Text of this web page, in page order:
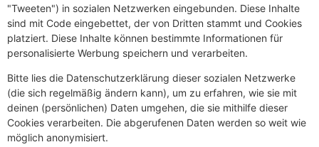
"Tweeten") in sozialen Netzwerken eingebunden. Diese Inhalte
sind mit Code eingebettet, der von Dritten stammt und Cookies
platziert. Diese Inhalte können bestimmte Informationen für
personalisierte Werbung speichern und verarbeiten.
Bitte lies die Datenschutzerklärung dieser sozialen Netzwerke
(die sich regelmäßig ändern kann), um zu erfahren, wie sie mit
deinen (persönlichen) Daten umgehen, die sie mithilfe dieser
Cookies verarbeiten. Die abgerufenen Daten werden so weit wie
möglich anonymisiert.